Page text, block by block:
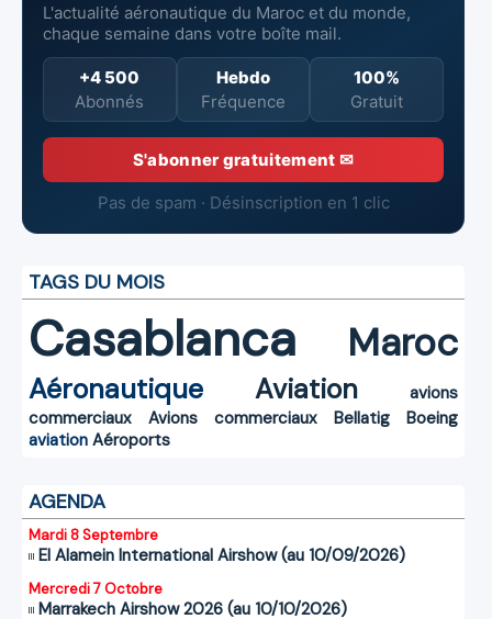
L'actualité aéronautique du Maroc et du monde,
chaque semaine dans votre boîte mail.
+4 500
Abonnés
Hebdo
Fréquence
100%
Gratuit
S'abonner gratuitement ✉
Pas de spam · Désinscription en 1 clic
TAGS DU MOIS
Casablanca Maroc
Aéronautique Aviation
avions
commerciaux
Avions commerciaux Bellatig
Boeing
aviation Aéroports
AGENDA
Mardi 8 Septembre
El Alamein International Airshow (au 10/09/2026)
Mercredi 7 Octobre
Marrakech Airshow 2026 (au 10/10/2026)